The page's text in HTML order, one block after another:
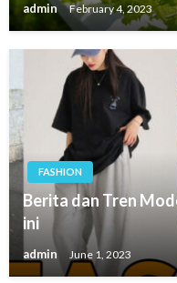
admin February 4, 2023
FASHION
Berita dan Tren
ini
admin June 1, 2023